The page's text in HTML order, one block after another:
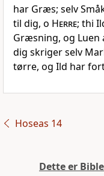
har Græs; selv
til dig, o Herre; thi
Græsning, og Luen
dig skriger selv
tørre, og Ild har
Hoseas 14
Dette er